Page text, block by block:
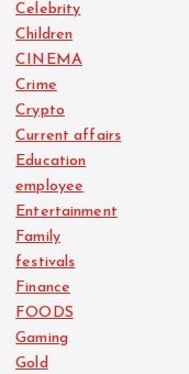
Celebrity
Children
CINEMA
Crime
Crypto
Current affairs
Education
employee
Entertainment
Family
festivals
Finance
FOODS
Gaming
Gold